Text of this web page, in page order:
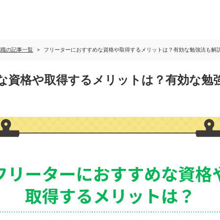
の記事一覧 フリーターにおすすめな資格や取得するメリットは？有効な勉強法も解
資格や取得するメリットは？有効な勉